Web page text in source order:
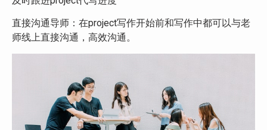
直接沟通导师：在project写作开始前和写作中都可以与老
师线上直接沟通，高效沟通。